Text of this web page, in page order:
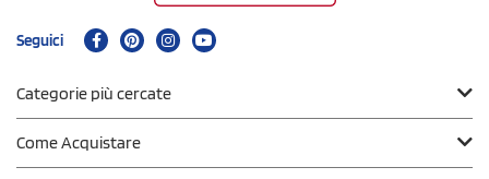
Seguici
Categorie più cercate
Come Acquistare